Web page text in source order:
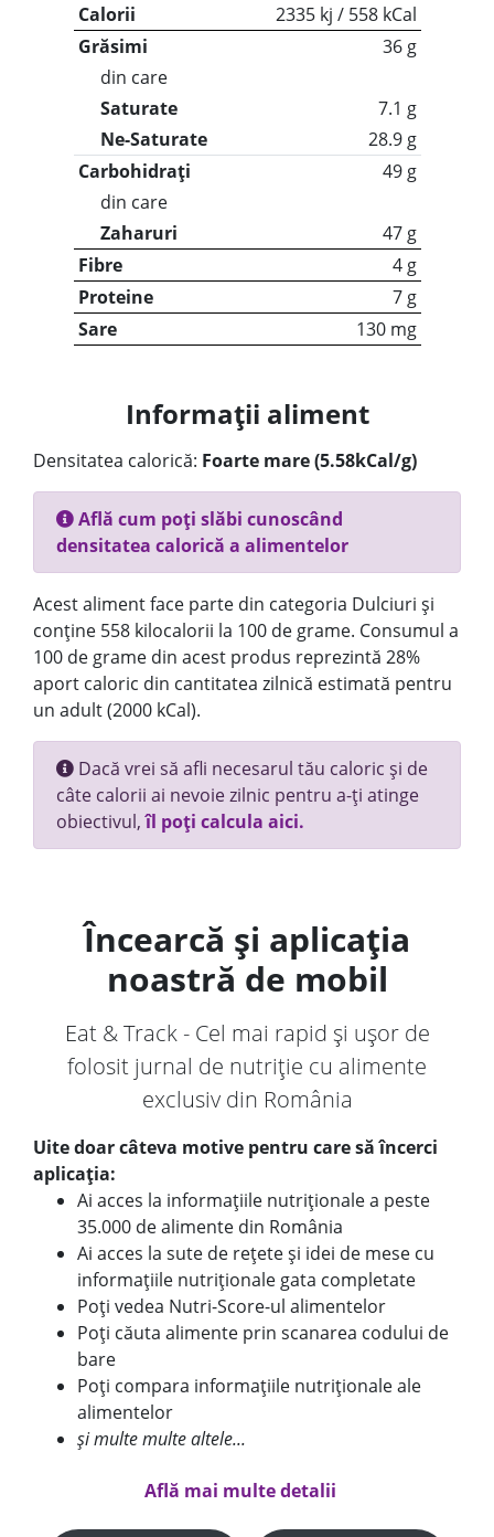
Calorii
2335 kj / 558 kCal
Grăsimi
36 g
din care
Saturate
7.1 g
Ne-Saturate
28.9 g
Carbohidrați
49 g
din care
Zaharuri
47 g
Fibre
4 g
Proteine
7 g
Sare
130 mg
Informații aliment
Densitatea calorică: Foarte mare (5.58kCal/g)
Află cum poți slăbi cunoscând
densitatea calorică a alimentelor
Acest aliment face parte din categoria Dulciuri și
conține 558 kilocalorii la 100 de grame. Consumul a
100 de grame din acest produs reprezintă 28%
aport caloric din cantitatea zilnică estimată pentru
un adult (2000 kCal).
Dacă vrei să afli necesarul tău caloric și de
câte calorii ai nevoie zilnic pentru a-ți atinge
obiectivul,îl poți calcula aici.
Încearcă și aplicația
noastră de mobil
Eat & Track - Cel mai rapid și ușor de
folosit jurnal de nutriție cu alimente
exclusiv din România
Uite doar câteva motive pentru care să încerci
aplicația:
Ai acces la informațiile nutriționale a peste
35.000 de alimente din România
Ai acces la sute de rețete și idei de mese cu
informațiile nutriționale gata completate
Poți vedea Nutri-Score-ul alimentelor
Poți căuta alimente prin scanarea codului de
bare
Poți compara informațiile nutriționale ale
alimentelor
și multe multe altele...
Află mai multe detalii